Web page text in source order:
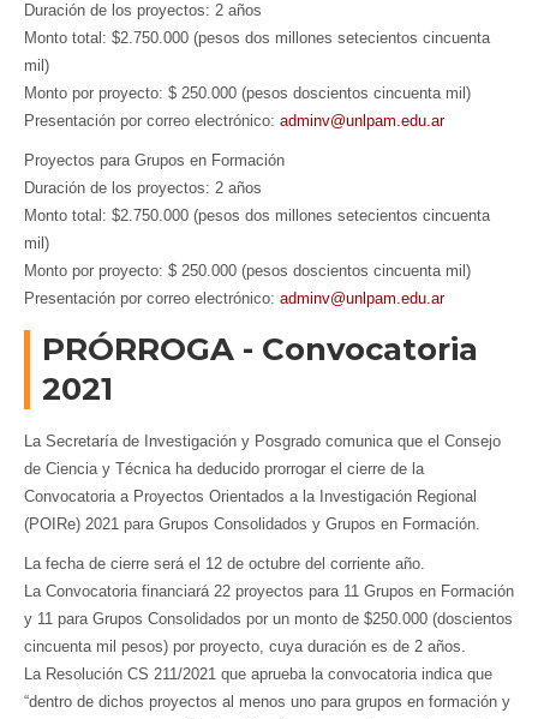
Duración de los proyectos: 2 años
Monto total: $2.750.000 (pesos dos millones setecientos cincuenta
mil)
Monto por proyecto: $ 250.000 (pesos doscientos cincuenta mil)
Presentación por correo electrónico: adminv@unlpam.edu.ar
Proyectos para Grupos en Formación
Duración de los proyectos: 2 años
Monto total: $2.750.000 (pesos dos millones setecientos cincuenta
mil)
Monto por proyecto: $ 250.000 (pesos doscientos cincuenta mil)
Presentación por correo electrónico: adminv@unlpam.edu.ar
PRÓRROGA - Convocatoria
2021
La Secretaría de Investigación y Posgrado comunica que el Consejo
de Ciencia y Técnica ha deducido prorrogar el cierre de la
Convocatoria a Proyectos Orientados a la Investigación Regional
(POIRe) 2021 para Grupos Consolidados y Grupos en Formación.
La fecha de cierre será el 12 de octubre del corriente año.
La Convocatoria financiará 22 proyectos para 11 Grupos en Formación
y 11 para Grupos Consolidados por un monto de $250.000 (doscientos
cincuenta mil pesos) por proyecto, cuya duración es de 2 años.
La Resolución CS 211/2021 que aprueba la convocatoria indica que
“dentro de dichos proyectos al menos uno para grupos en formación y